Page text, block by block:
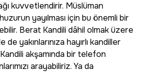
kuvvetlendirir. Müslüman
yayılması için bu önemli bir
Berat Kandili dâhil olmak üzere
yakınlarınıza hayırlı kandiller
akşamında bir telefon
arayabiliriz. Ya da